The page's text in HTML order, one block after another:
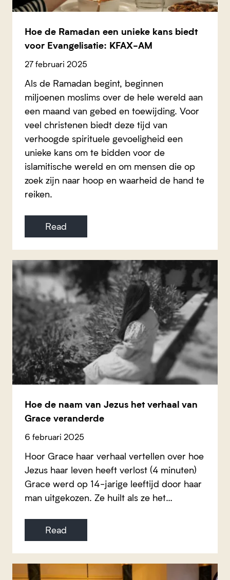
Hoe de Ramadan een unieke kans biedt
voor Evangelisatie: KFAX-AM
27 februari 2025
Als de Ramadan begint, beginnen
miljoenen moslims over de hele wereld aan
een maand van gebed en toewijding. Voor
veel christenen biedt deze tijd van
verhoogde spirituele gevoeligheid een
unieke kans om te bidden voor de
islamitische wereld en om mensen die op
zoek zijn naar hoop en waarheid de hand te
reiken.
Read
Hoe de naam van Jezus het verhaal van
Grace veranderde
6 februari 2025
Hoor Grace haar verhaal vertellen over hoe
Jezus haar leven heeft verlost (4 minuten)
Grace werd op 14-jarige leeftijd door haar
man uitgekozen. Ze huilt als ze het…
Read